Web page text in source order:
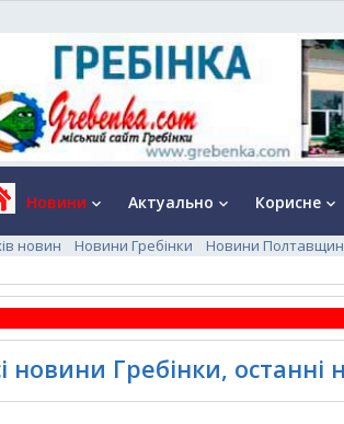
Новини keyboard_arrow_down Актуально keyboard_arrow_down Корисне keyboard_arrow_down
новин Новини Гребінки Новини
новини Гребінки,